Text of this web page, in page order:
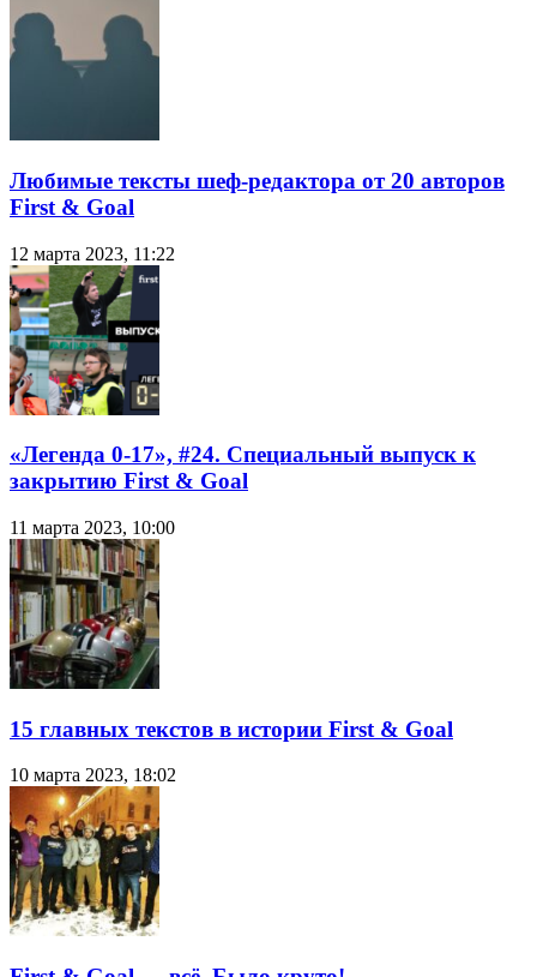
Любимые тексты шеф-редактора от 20 авторов
First & Goal
12 марта 2023, 11:22
«Легенда 0-17», #24. Специальный выпуск к
закрытию First & Goal
11 марта 2023, 10:00
15 главных текстов в истории First & Goal
10 марта 2023, 18:02